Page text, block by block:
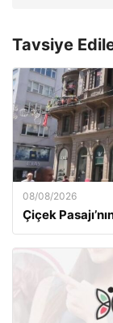
Tavsiye
08/08/2026
Çiçek